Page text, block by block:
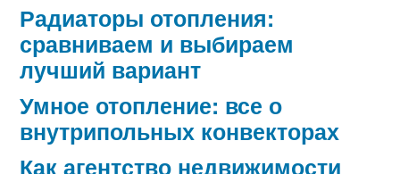
Радиаторы отопления:
сравниваем и выбираем
лучший вариант
Умное отопление: все о
внутрипольных конвекторах
Как агентство недвижимости